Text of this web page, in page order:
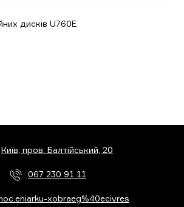
дисків U760E
Київ, пров. Балтійський, 20
067 230 91 11
xobraeg%40ecivres